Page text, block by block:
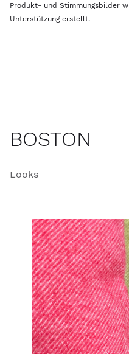
Produkt- und Stimmungsbilder
Unterstützung erstellt.
BOSTON
Looks